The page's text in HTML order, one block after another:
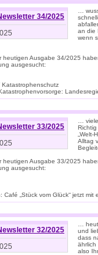
34/2025
…
an die
wenn
heutigen Ausgabe 34/2025
ausgesucht:
Katastrophenschutz
33/2025
…
Alltag
heutigen Ausgabe 33/2025
ausgesucht:
Café „Stück vom Glück“ jetzt mit
32/2025
…
und
dass
ährlich
also